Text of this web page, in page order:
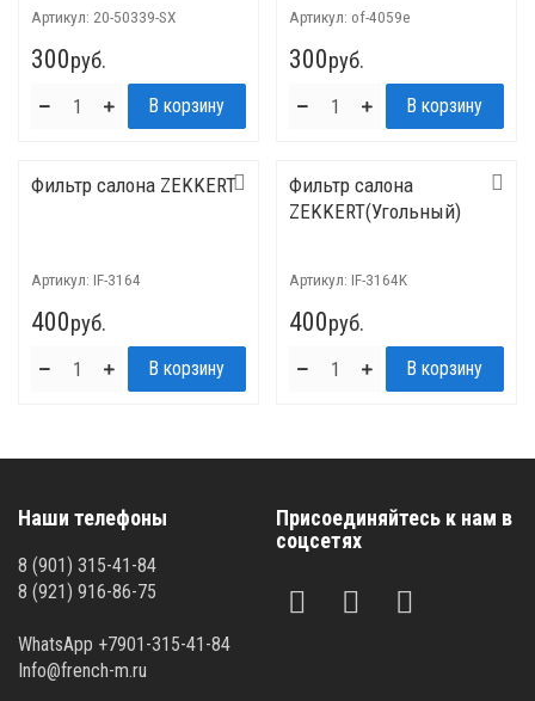
Артикул: 20-50339-SX
300руб.
Артикул: of-4059e
300руб.
Фильтр салона ZEKKERT
Артикул: IF-3164
400руб.
Фильтр салона
ZEKKERT(Угольный)
Артикул: IF-3164K
400руб.
Наши телефоны
8 (901) 315-41-84
8 (921) 916-86-75
WhatsApp +7901-315-41-84
Info@french-m.ru
Присоединяйтесь к нам в
соцсетях